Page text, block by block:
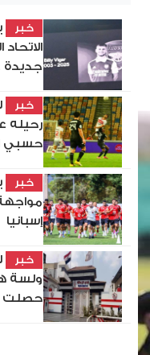
خبر
جديدة
خبر
حسبي
خبر
إسبانيا
خبر
ولسة
حصلت